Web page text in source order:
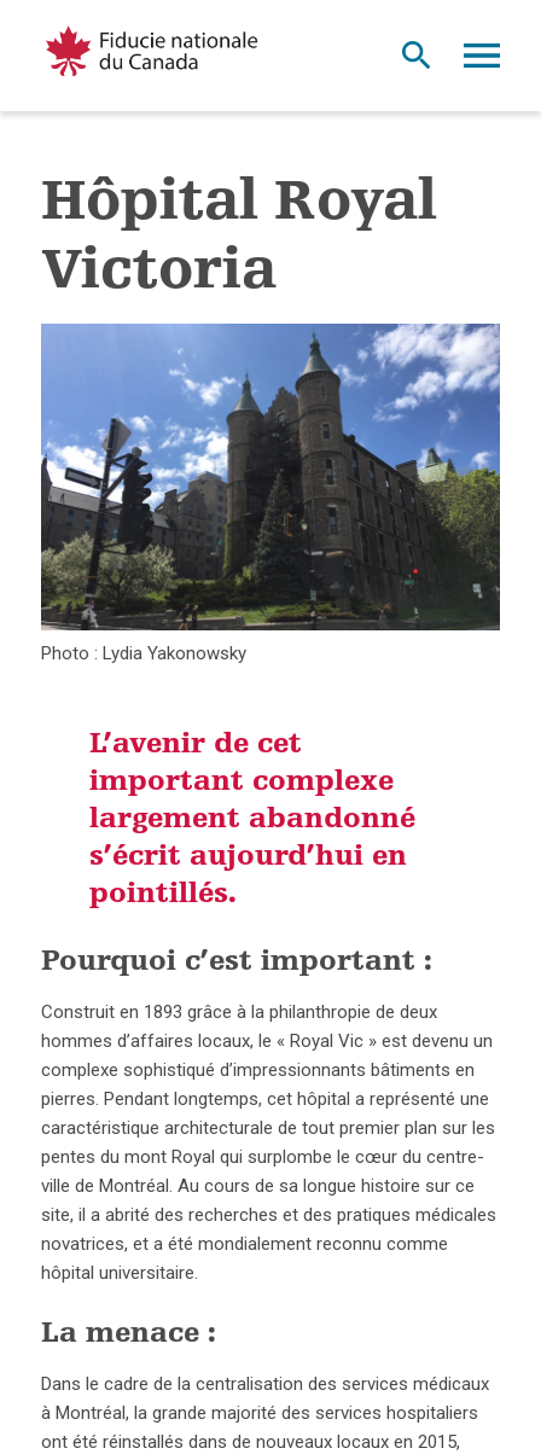
Hôpital Royal
Victoria
Photo : Lydia Yakonowsky
L’avenir de cet
important complexe
largement abandonné
s’écrit aujourd’hui en
pointillés.
Pourquoi c’est important :
Construit en 1893 grâce à la philanthropie de deux
hommes d’affaires locaux, le « Royal Vic » est devenu un
complexe sophistiqué d’impressionnants bâtiments en
pierres. Pendant longtemps, cet hôpital a représenté une
caractéristique architecturale de tout premier plan sur les
pentes du mont Royal qui surplombe le cœur du centre-
ville de Montréal. Au cours de sa longue histoire sur ce
site, il a abrité des recherches et des pratiques médicales
novatrices, et a été mondialement reconnu comme
hôpital universitaire.
La menace :
Dans le cadre de la centralisation des services médicaux
à Montréal, la grande majorité des services hospitaliers
ont été réinstallés dans de nouveaux locaux en 2015,